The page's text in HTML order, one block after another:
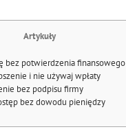
Artykuły
bez potwierdzenia finansowego
i nie używaj wpłaty
bez podpisu firmy
bez dowodu pieniędzy